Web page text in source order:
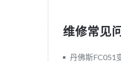
维修常见
丹佛斯FC051